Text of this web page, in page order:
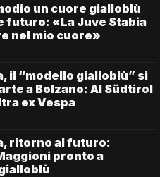
un cuore gialloblù
futuro: «La Juve Stabia
nel mio cuore»
il “modello gialloblù” si
a Bolzano: Al Südtirol
ex Vespa
ritorno al futuro:
pronto a